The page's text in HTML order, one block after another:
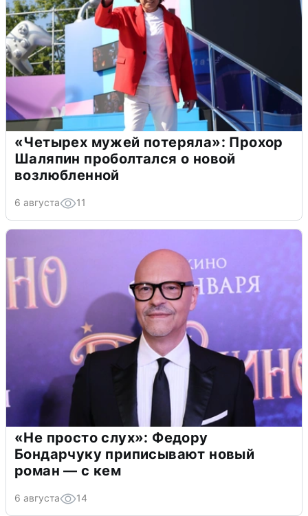
«Четырех мужей потеряла»: Прохор
Шаляпин проболтался о новой
возлюбленной
6 августа 11
«Не просто слух»: Федору
Бондарчуку приписывают новый
роман — с кем
6 августа 14